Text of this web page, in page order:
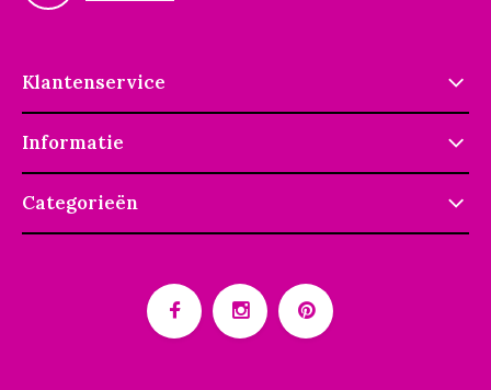
Klantenservice
Informatie
Categorieën